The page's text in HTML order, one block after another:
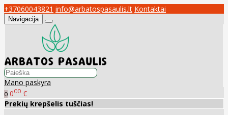
+37060043821 info@arbatospasaulis.lt Kontaktai
Navigacija
Mano paskyra
0 000 €
Prekių krepšelis tuščias!